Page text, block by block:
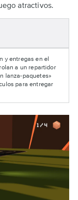
atractivos.
y entregas en el
a un repartidor
lanza-paquetes»
para entregar